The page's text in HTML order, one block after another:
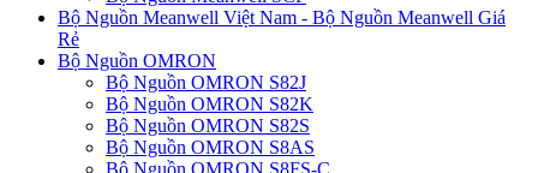
Bộ Nguồn Meanwell Việt Nam - Bộ Nguồn Meanwell Giá
Rẻ
Bộ Nguồn OMRON
Bộ Nguồn OMRON S82J
Bộ Nguồn OMRON S82K
Bộ Nguồn OMRON S82S
Bộ Nguồn OMRON S8AS
Bộ Nguồn OMRON S8FS-C